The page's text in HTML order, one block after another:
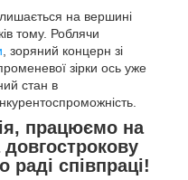
на вершині
тому. Роблячи
, зоряний концерн зі
зірки ось уже
стан в
працюємо на
довгострокову
співпраці!